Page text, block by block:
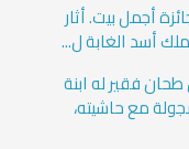
أجمل بيت. أثار
أسد الغابة ل...
فقير له ابنة
مع حاشيته،